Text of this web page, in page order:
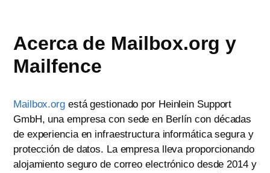
Acerca de Mailbox.org y
Mailfence
Mailbox.orgestá gestionado por Heinlein Support
GmbH, una empresa con sede en Berlín con décadas
de experiencia en infraestructura informática segura y
protección de datos. La empresa lleva proporcionando
alojamiento seguro de correo electrónico desde 2014 y